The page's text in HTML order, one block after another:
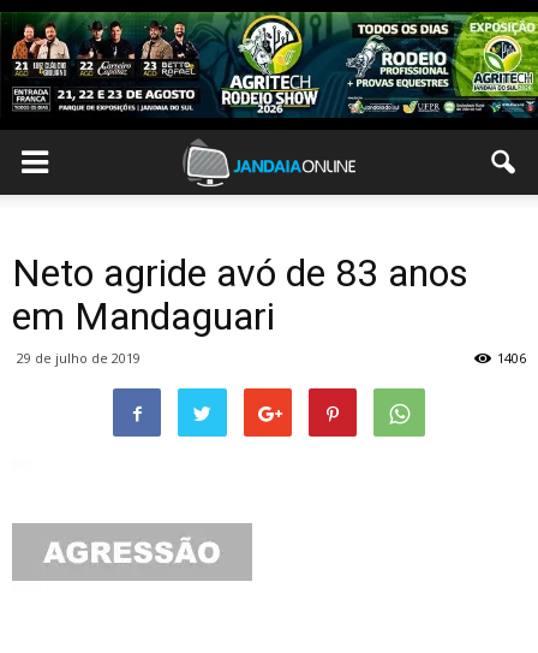
Neto agride avó de 83 anos
em Mandaguari
29 de julho de 2019 1406